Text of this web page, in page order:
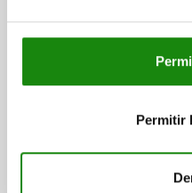
Permitir
oxidado.
- No se forman nidos de